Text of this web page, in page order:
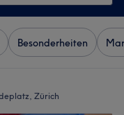
Besonderheiten
Zürich